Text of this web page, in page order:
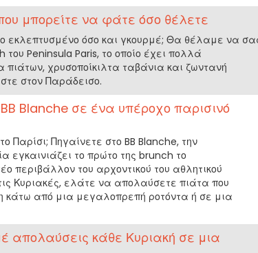
μπορείτε να φάτε όσο θέλετε
εκλεπτυσμένο όσο και γκουρμέ; Θα θέλαμε να
Peninsula Paris, το οποίο έχει πολλά
χρυσοποίκιλτα ταβάνια και ζωντανή
στον Παράδεισο.
Blanche σε ένα υπέροχο παρισινό
Παρίσι; Πηγαίνετε στο BB Blanche, την
εγκαινιάζει το πρώτο της brunch το
περιβάλλον του αρχοντικού του αθλητικού
Κυριακές, ελάτε να απολαύσετε πιάτα που
κάτω από μια μεγαλοπρεπή ροτόντα ή σε μια
απολαύσεις κάθε Κυριακή σε μια